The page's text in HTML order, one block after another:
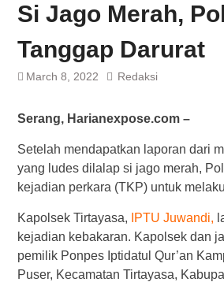
Si Jago Merah,
Tanggap Darurat
March 8, 2022 Redaksi
Serang, Harianexpose.com –
Setelah mendapatkan laporan dari
yang ludes dilalap si jago merah,
kejadian perkara (TKP) untuk
Kapolsek Tirtayasa, IPTU Juwandi,
kejadian kebakaran. Kapolsek dan
pemilik Ponpes Iptidatul Qur’an
Puser, Kecamatan Tirtayasa,